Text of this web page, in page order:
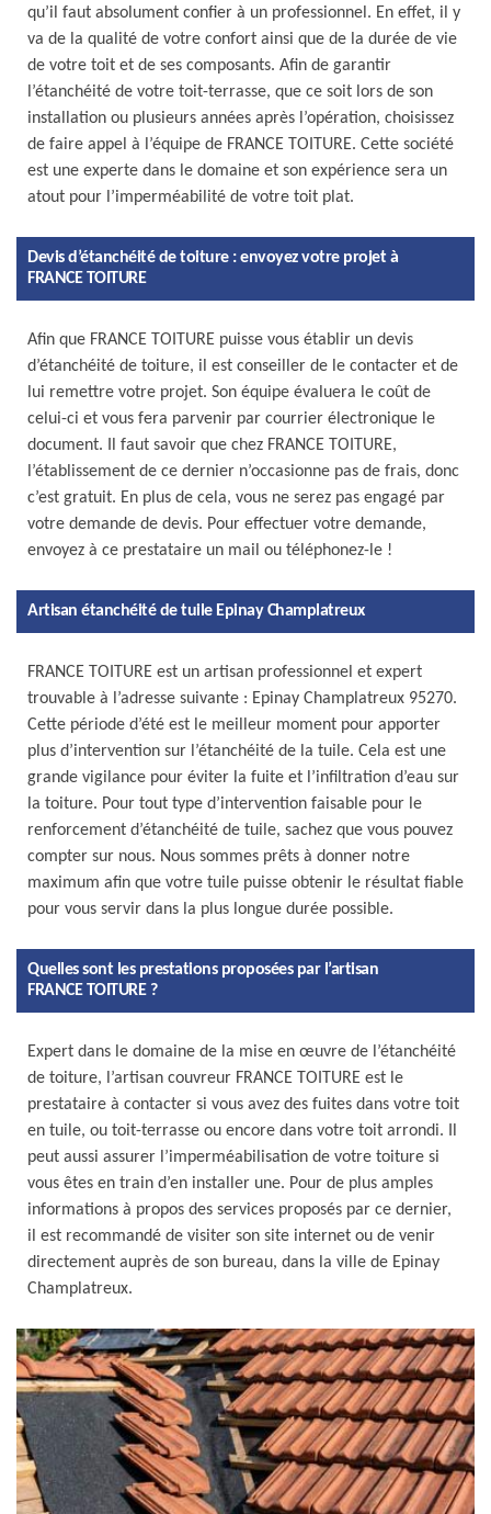
qu’il faut absolument confier à un professionnel. En effet, il y
va de la qualité de votre confort ainsi que de la durée de vie
de votre toit et de ses composants. Afin de garantir
l’étanchéité de votre toit-terrasse, que ce soit lors de son
installation ou plusieurs années après l’opération, choisissez
de faire appel à l’équipe de FRANCE TOITURE. Cette société
est une experte dans le domaine et son expérience sera un
atout pour l’imperméabilité de votre toit plat.
Devis d’étanchéité de toiture : envoyez votre projet à
FRANCE TOITURE
Afin que FRANCE TOITURE puisse vous établir un devis
d’étanchéité de toiture, il est conseiller de le contacter et de
lui remettre votre projet. Son équipe évaluera le coût de
celui-ci et vous fera parvenir par courrier électronique le
document. Il faut savoir que chez FRANCE TOITURE,
l’établissement de ce dernier n’occasionne pas de frais, donc
c’est gratuit. En plus de cela, vous ne serez pas engagé par
votre demande de devis. Pour effectuer votre demande,
envoyez à ce prestataire un mail ou téléphonez-le !
Artisan étanchéité de tuile Epinay Champlatreux
FRANCE TOITURE est un artisan professionnel et expert
trouvable à l’adresse suivante : Epinay Champlatreux 95270.
Cette période d’été est le meilleur moment pour apporter
plus d’intervention sur l’étanchéité de la tuile. Cela est une
grande vigilance pour éviter la fuite et l’infiltration d’eau sur
la toiture. Pour tout type d’intervention faisable pour le
renforcement d’étanchéité de tuile, sachez que vous pouvez
compter sur nous. Nous sommes prêts à donner notre
maximum afin que votre tuile puisse obtenir le résultat fiable
pour vous servir dans la plus longue durée possible.
Quelles sont les prestations proposées par l’artisan
FRANCE TOITURE ?
Expert dans le domaine de la mise en œuvre de l’étanchéité
de toiture, l’artisan couvreur FRANCE TOITURE est le
prestataire à contacter si vous avez des fuites dans votre toit
en tuile, ou toit-terrasse ou encore dans votre toit arrondi. Il
peut aussi assurer l’imperméabilisation de votre toiture si
vous êtes en train d’en installer une. Pour de plus amples
informations à propos des services proposés par ce dernier,
il est recommandé de visiter son site internet ou de venir
directement auprès de son bureau, dans la ville de Epinay
Champlatreux.